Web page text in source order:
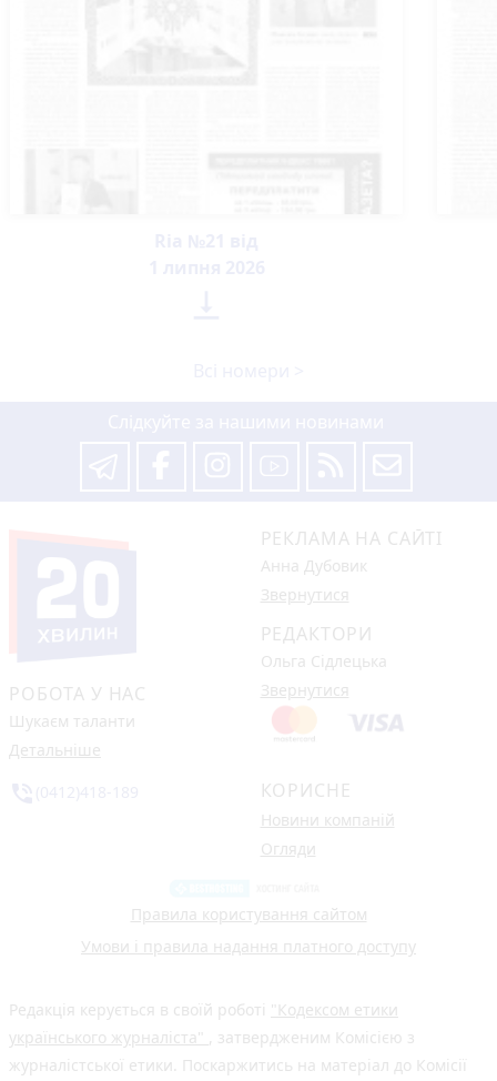
РОБОТА У НАС
Шукаєм таланти
Детальніше
РЕКЛАМА НА САЙТІ
Анна Дубовик
Звернутися
РЕДАКТОРИ
Ольга Сідлецька
Звернутися
КОРИСНЕ
Новини компаній
Огляди
Правила користування сайтом
Умови і правила надання платного доступу
Редакція керується в своїй роботі "Кодексом етики
українського журналіста" , затвердженим Комісією з
журналістської етики. Поскаржитись на матеріал до Комісії